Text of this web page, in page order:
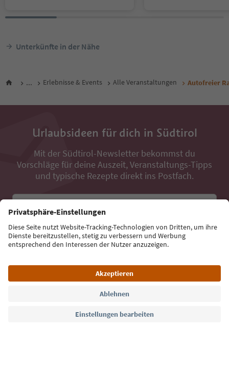
Unterkünfte in der Nähe
... Erlebnisse & Events Alle Veranstaltungen Autofreier
Urlaubsideen für dich in Südtirol
Mit der Südtirol-Newsletter bekommst du
Vorschläge für deine Auszeit, Veranstaltungs-Tipps
und typische Rezepte direkt ins Postfach.
Jetzt anmelden